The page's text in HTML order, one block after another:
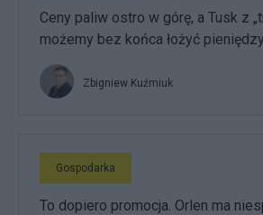
Ceny paliw ostro w górę, a Tusk z
możemy bez końca łożyć pieniędzy...
Zbigniew Kuźmiuk
Gospodarka
To dopiero promocja. Orlen ma